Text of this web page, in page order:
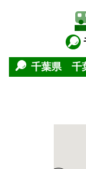
千葉県 千